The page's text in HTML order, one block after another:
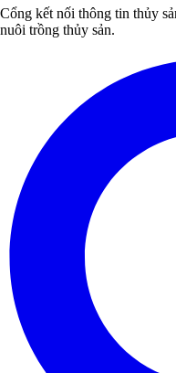
Cổng kết nối thông tin thủy
nuôi trồng thủy sản.